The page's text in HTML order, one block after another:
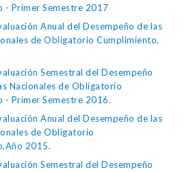
- Primer Semestre 2017
Anual del Desempeño de las
de Obligatorio Cumplimiento,
Semestral del Desempeño
Nacionales de Obligatorio
- Primer Semestre 2016.
Anual del Desempeño de las
de Obligatorio
2015.
Semestral del Desempeño